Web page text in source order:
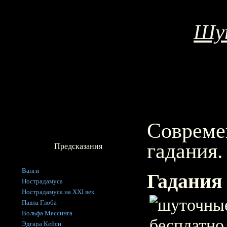
гадания.
Предсказания
Ванги
Нострадамуса
Нострадамуса на XXI век
Павла Глоба
Вольфа Мессинга
Эдгара Кейси